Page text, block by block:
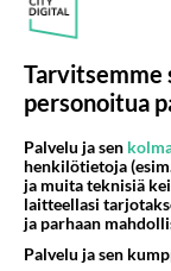
konkursseja
Anonyymi
Riippuu ihan
kulmasta,
opitimaaliset
Tarvitsemme
personoitua
Palvelu ja sen
henkilötietoja
ja muita teknisiä
laitteellasi
ja parhaan
Palvelu ja sen